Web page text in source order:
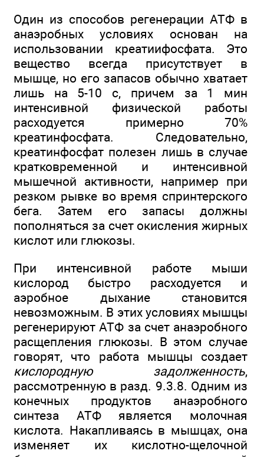
Один из способов регенерации АТФ в
анаэробных условиях основан на
использовании креатиифосфата. Это
вещество всегда присутствует в
мышце, но его запасов обычно хватает
лишь на 5-10 с, причем за 1 мин
интенсивной физической работы
расходуется примерно 70%
креатинфосфата. Следовательно,
креатинфосфат полезен лишь в случае
кратковременной и интенсивной
мышечной активности, например при
резком рывке во время спринтерского
бега. Затем его запасы должны
пополняться за счет окисления жирных
кислот или глюкозы.
При интенсивной работе мыши
кислород быстро расходуется и
аэробное дыхание становится
невозможным. В этих условиях мышцы
регенерируют АТФ за счет анаэробного
расщепления глюкозы. В этом случае
говорят, что работа мышцы создает
кислородную задолженность,
рассмотренную в разд. 9.3.8. Одним из
конечных продуктов анаэробного
синтеза АТФ является молочная
кислота. Накапливаясь в мышцах, она
изменяет их кислотно-щелочной